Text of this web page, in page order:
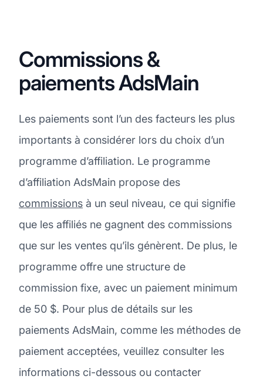
Commissions &
paiements AdsMain
Les paiements sont l’un des facteurs les plus
importants à considérer lors du choix d’un
programme d’affiliation. Le programme
d’affiliation AdsMain propose des
commissions à un seul niveau, ce qui signifie
que les affiliés ne gagnent des commissions
que sur les ventes qu’ils génèrent. De plus, le
programme offre une structure de
commission fixe, avec un paiement minimum
de 50 $. Pour plus de détails sur les
paiements AdsMain, comme les méthodes de
paiement acceptées, veuillez consulter les
informations ci-dessous ou contacter